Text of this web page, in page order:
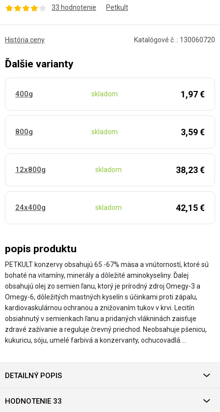
33 hodnotenie Petkult
popis produktu
PETKULT konzervy obsahujú 65 -67% mäsa a vnútorností, ktoré sú
bohaté na vitamíny, minerály a dôležité aminokyseliny. Ďalej
obsahujú olej zo semien ľanu, ktorý je prírodný zdroj Omegy-3 a
Omegy-6, dôležitých mastných kyselín s účinkami proti zápalu,
kardiovaskulárnou ochranou a znižovaním tukov v krvi. Lecitín
obsiahnutý v semienkach ľanu a pridaných vlákninách zaisťuje
zdravé zažívanie a reguluje črevný priechod. Neobsahuje pšenicu,
kukuricu, sóju, umelé farbivá a konzervanty, ochucovadlá.…
História ceny Katalógové č .: 130060720
Ďalšie varianty
400g skladom 1,97 €
800g skladom 3,59 €
12x800g skladom 38,23 €
24x400g skladom 42,15 €
DETAILNÝ POPIS
HODNOTENIE 33